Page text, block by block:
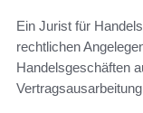
Ein Jurist für
rechtlichen
Handelsgeschäften